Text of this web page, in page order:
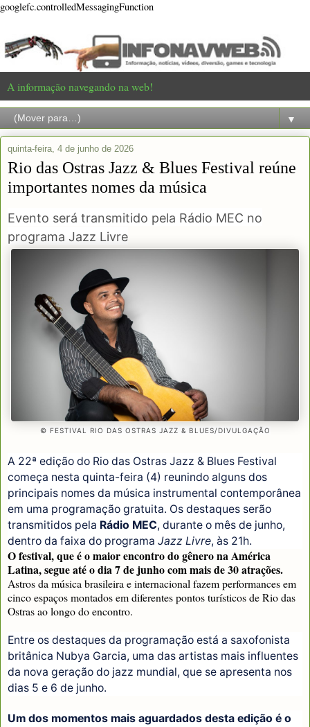
googlefc.controlledMessagingFunction
A informação navegando na web!
▼
quinta-feira, 4 de junho de 2026
Rio das Ostras Jazz & Blues Festival reúne
importantes nomes da música
Evento será transmitido pela Rádio MEC no
programa Jazz Livre
© FESTIVAL RIO DAS OSTRAS JAZZ & BLUES/DIVULGAÇÃO
A 22ª edição do Rio das Ostras Jazz & Blues Festival
começa nesta quinta-feira (4) reunindo alguns dos
principais nomes da música instrumental contemporânea
em uma programação gratuita. Os destaques serão
transmitidos pela Rádio MEC, durante o mês de junho,
dentro da faixa do programa Jazz Livre, às 21h.
O festival, que é o maior encontro do gênero na América
Latina, segue até o dia 7 de junho com mais de 30 atrações.
Astros da música brasileira e internacional fazem performances em
cinco espaços montados em diferentes pontos turísticos de Rio das
Ostras ao longo do encontro.
Entre os destaques da programação está a saxofonista
britânica Nubya Garcia, uma das artistas mais influentes
da nova geração do jazz mundial, que se apresenta nos
dias 5 e 6 de junho.
Um dos momentos mais aguardados desta edição é o